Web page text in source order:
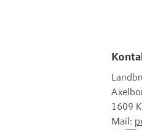
1609
Mail: